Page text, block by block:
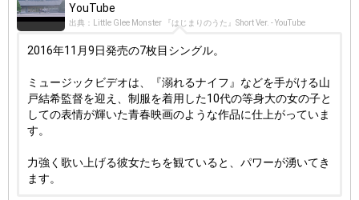
YouTube
出典：Little Glee Monster 『はじまりのうた』Short Ver. - YouTube
2016年11月9日発売の7枚目シングル。
ミュージックビデオは、『溺れるナイフ』などを手がける山
戸結希監督を迎え、制服を着用した10代の等身大の女の子と
しての表情が輝いた青春映画のような作品に仕上がっていま
す。
力強く歌い上げる彼女たちを観ていると、パワーが湧いてき
ます。